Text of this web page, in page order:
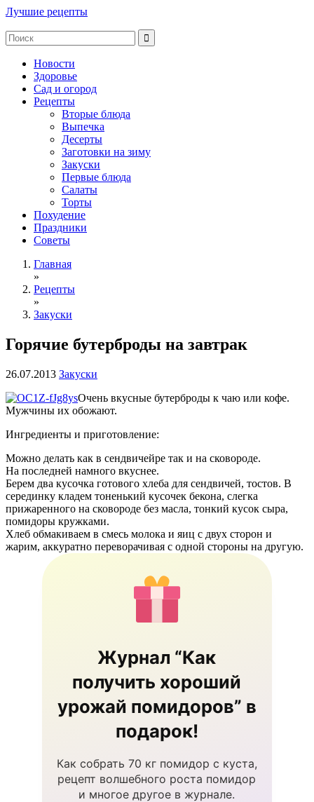
Лучшие рецепты
Новости
Здоровье
Сад и огород
Рецепты
Вторые блюда
Выпечка
Десерты
Заготовки на зиму
Закуски
Первые блюда
Салаты
Торты
Похудение
Праздники
Советы
Главная
»
Рецепты
»
Закуски
Горячие бутерброды на завтрак
26.07.2013 Закуски
Очень вкусные бутерброды к чаю или кофе.
Мужчины их обожают.
Ингредиенты и приготовление:
Можно делать как в сендвичейре так и на сковороде.
На последней намного вкуснее.
Берем два кусочка готового хлеба для сендвичей, тостов. В
серединку кладем тоненький кусочек бекона, слегка
прижаренного на сковороде без масла, тонкий кусок сыра,
помидоры кружками.
Хлеб обмакиваем в смесь молока и яиц с двух сторон и
жарим, аккуратно переворачивая с одной стороны на другую.
Журнал “Как
получить хороший
урожай помидоров” в
подарок!
Как собрать 70 кг помидор с куста,
рецепт волшебного роста помидор
и многое другое в журнале.